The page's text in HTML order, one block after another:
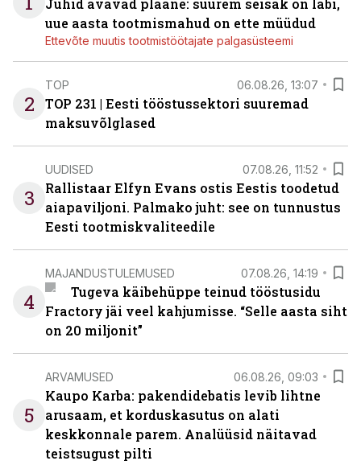
Juhid avavad plaane: suurem seisak on läbi,
uue aasta tootmismahud on ette müüdud
Ettevõte muutis tootmistöötajate palgasüsteemi
2
TOP 06.08.26, 13:07
TOP 231 | Eesti tööstussektori suuremad
maksuvõlglased
3
UUDISED 07.08.26, 11:52
Rallistaar Elfyn Evans ostis Eestis toodetud
aiapaviljoni. Palmako juht: see on tunnustus
Eesti tootmiskvaliteedile
4
MAJANDUSTULEMUSED 07.08.26, 14:19
Tugeva käibehüppe teinud tööstusidu
Fractory jäi veel kahjumisse. “Selle aasta siht
on 20 miljonit”
5
ARVAMUSED 06.08.26, 09:03
Kaupo Karba: pakendidebatis levib lihtne
arusaam, et korduskasutus on alati
keskkonnale parem. Analüüsid näitavad
teistsugust pilti